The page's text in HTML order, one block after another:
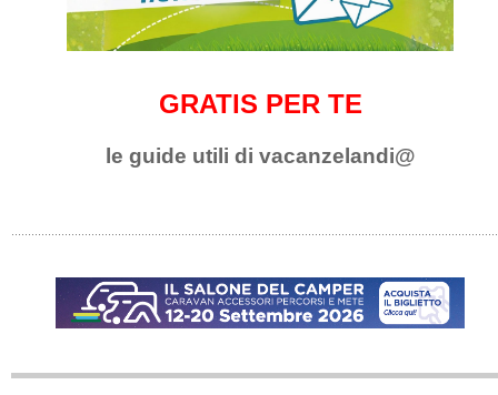
GRATIS PER TE
le guide utili di vacanzelandi@